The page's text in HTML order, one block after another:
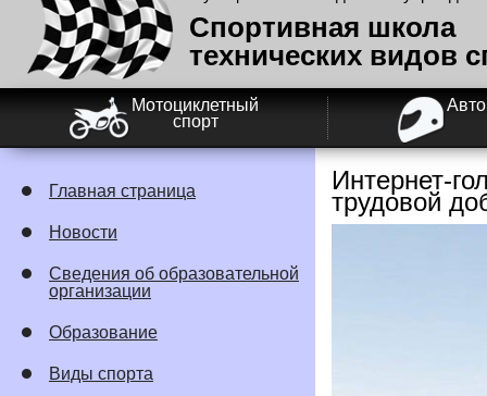
Спортивная школа
технических видов
Мотоциклетный
спорт
Главная страница
Новости
Сведения об образовательной
организации
Образование
Виды спорта
Интернет-
трудовой